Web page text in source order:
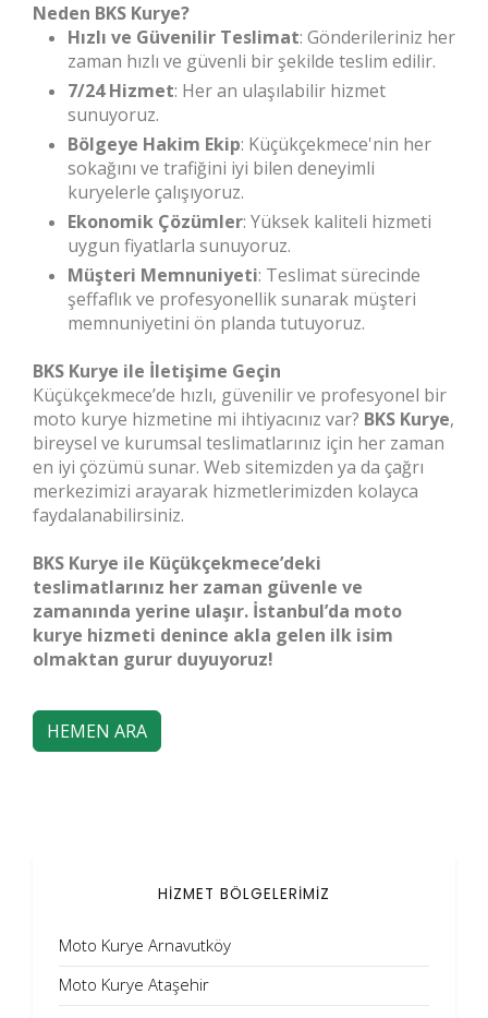
Neden BKS Kurye?
Hızlı ve Güvenilir Teslimat: Gönderileriniz her
zaman hızlı ve güvenli bir şekilde teslim edilir.
7/24 Hizmet: Her an ulaşılabilir hizmet
sunuyoruz.
Bölgeye Hakim Ekip: Küçükçekmece'nin her
sokağını ve trafiğini iyi bilen deneyimli
kuryelerle çalışıyoruz.
Ekonomik Çözümler: Yüksek kaliteli hizmeti
uygun fiyatlarla sunuyoruz.
Müşteri Memnuniyeti: Teslimat sürecinde
şeffaflık ve profesyonellik sunarak müşteri
memnuniyetini ön planda tutuyoruz.
BKS Kurye ile İletişime Geçin
Küçükçekmece’de hızlı, güvenilir ve profesyonel bir
moto kurye hizmetine mi ihtiyacınız var? BKS Kurye,
bireysel ve kurumsal teslimatlarınız için her zaman
en iyi çözümü sunar. Web sitemizden ya da çağrı
merkezimizi arayarak hizmetlerimizden kolayca
faydalanabilirsiniz.
BKS Kurye ile Küçükçekmece’deki
teslimatlarınız her zaman güvenle ve
zamanında yerine ulaşır. İstanbul’da moto
kurye hizmeti denince akla gelen ilk isim
olmaktan gurur duyuyoruz!
HEMEN ARA
HİZMET BÖLGELERİMİZ
Moto Kurye Arnavutköy
Moto Kurye Ataşehir